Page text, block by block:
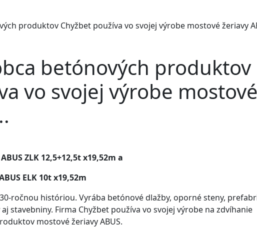
produktov Chyžbet používa vo svojej výrobe mostové žeriavy
betónových produktov
vo svojej výrobe mostové
ZLK 12,5+12,5t x19,52m a
ELK 10t x19,52m
ročnou históriou. Vyrába betónové dlažby, oporné steny,
stavebniny. Firma Chyžbet používa vo svojej výrobe na zdvíhanie
mostové žeriavy ABUS.